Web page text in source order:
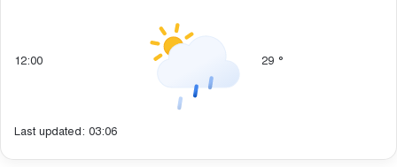
12:00 29 °
Last updated: 03:06